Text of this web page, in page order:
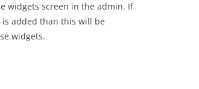
widgets screen in the admin. If
added than this will be
widgets.